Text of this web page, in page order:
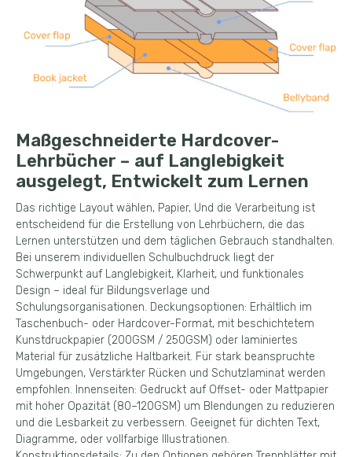
Maßgeschneiderte Hardcover-
Lehrbücher – auf Langlebigkeit
ausgelegt, Entwickelt zum Lernen
Das richtige Layout wählen, Papier, Und die Verarbeitung ist
entscheidend für die Erstellung von Lehrbüchern, die das
Lernen unterstützen und dem täglichen Gebrauch standhalten.
Bei unserem individuellen Schulbuchdruck liegt der
Schwerpunkt auf Langlebigkeit, Klarheit, und funktionales
Design – ideal für Bildungsverlage und
Schulungsorganisationen. Deckungsoptionen: Erhältlich im
Taschenbuch- oder Hardcover-Format, mit beschichtetem
Kunstdruckpapier (200GSM / 250GSM) oder laminiertes
Material für zusätzliche Haltbarkeit. Für stark beanspruchte
Umgebungen, Verstärkter Rücken und Schutzlaminat werden
empfohlen. Innenseiten: Gedruckt auf Offset- oder Mattpapier
mit hoher Opazität (80–120GSM) um Blendungen zu reduzieren
und die Lesbarkeit zu verbessern. Geeignet für dichten Text,
Diagramme, oder vollfarbige Illustrationen.